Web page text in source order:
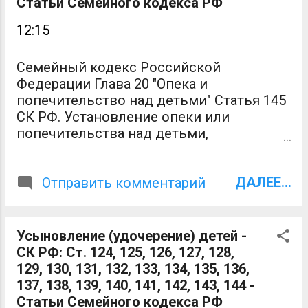
семье, применяются положения главы
возникающим из договора о приемной
семье, в части, не урегулированной
настоящим Кодексом, применяются
правила гражданского
законодательства о возмездном
отношений. 3. Порядок создания
воспитания ребенка или детей в
приемной семье определяется
Правительством Российской
Федерации. Статья 153 СК РФ. Приемные
род...
12:15
Семейный кодекс Российской
Федерации Глава 20 "Опека и
попечительство над детьми" Статья 145
СК РФ. Установление опеки или
попечительства над детьми,
устанавливаются над детьми,
в целях их содержания, воспитания и
образования, а также для защиты их
прав и интересов. 2. Опека
устанавливается над детьми, не
достигшими возраста четырнадцати лет.
Отправить комментарий ДАЛЕЕ...
Усыновление (удочерение) детей -
СК РФ: Ст. 124, 125, 126, 127, 128,
129, 130, 131, 132, 133, 134, 135, 136,
137, 138, 139, 140, 141, 142, 143, 144 -
Статьи Семейного кодекса РФ